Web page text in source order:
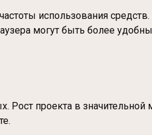
использования
могут быть более
проекта в значительной